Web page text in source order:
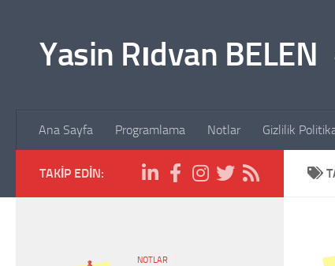
Yasin Rıdvan BELEN
Ana Sayfa Programlama Notlar Gizlilik
TAKIP EDIN:
NOTLAR